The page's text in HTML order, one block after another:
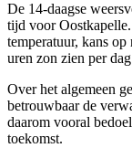
De 14-daagse
tijd voor
temperatuur, kans
uren zon zien per
Over het algemeen
betrouwbaar de
daarom vooral
toekomst.